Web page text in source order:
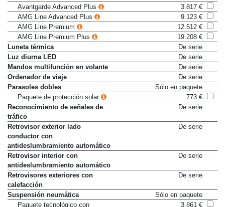
Plus
Avantgarde Advanced Plus
3.817 €
AMG Line Advanced Plus
9.123 €
AMG Line Premium
12.512 €
AMG Line Premium Plus
19.208 €
Luneta térmica
De serie
Luz diurna LED
De serie
Mandos multifunción en volante
De serie
Ordenador de viaje
De serie
Parasoles dobles
Sólo en paquete
Paquete de protección solar
773 €
Reconocimiento de señales de
tráfico
Retrovisor exterior lado
conductor con
antideslumbramiento automático
Retrovisor interior con
antideslumbramiento automático
Retrovisores exteriores con
calefacción
Suspensión neumática
Sólo en paquete